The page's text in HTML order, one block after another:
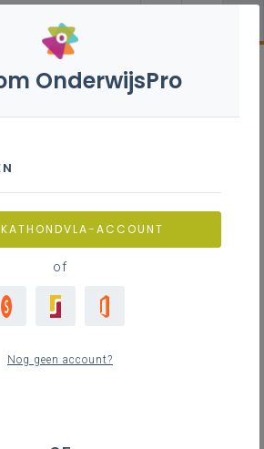
OnderwijsPro
KATHONDVLA-ACCOUNT
of
Nog geen account?